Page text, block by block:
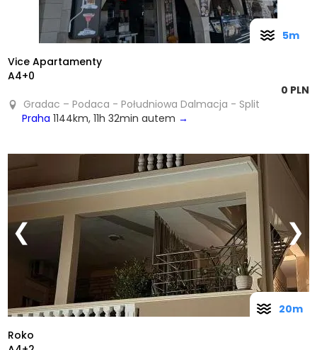
Vice Apartamenty
A4+0
0 PLN
Gradac – Podaca - Południowa Dalmacja - Split
Praha 1144km, 11h 32min autem →
5m
❮ ❯
Roko
20m